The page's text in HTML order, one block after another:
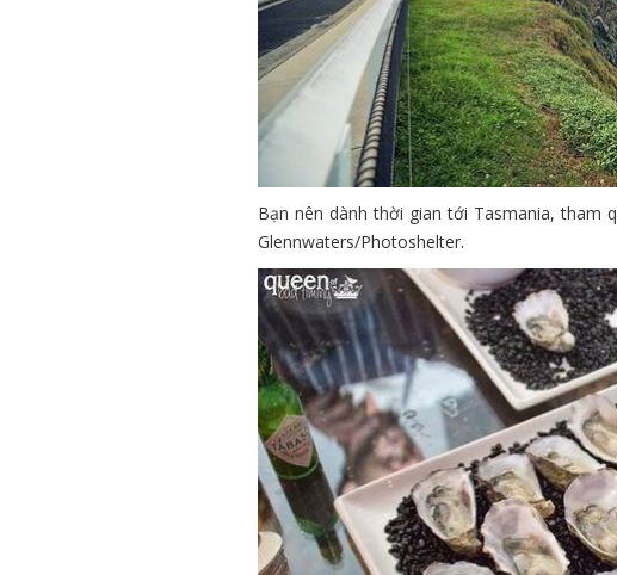
Bạn nên dành thời gian tới Tasmania, tham
Glennwaters/Photoshelter.